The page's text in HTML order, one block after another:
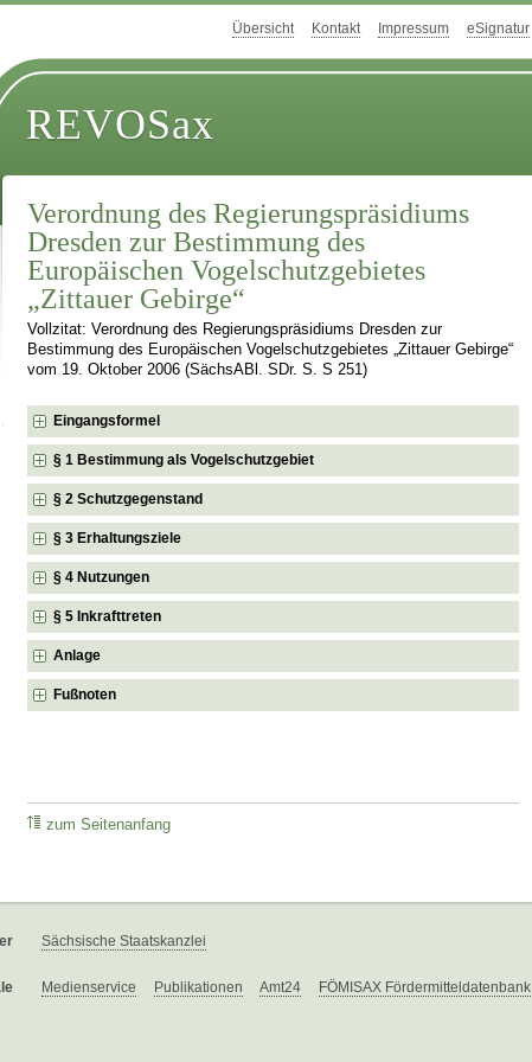
Übersicht Kontakt Impressum eSignatur
REVOSax
Verordnung des Regierungspräsidiums
Dresden zur Bestimmung des
Europäischen Vogelschutzgebietes
„Zittauer Gebirge“
Vollzitat: Verordnung des Regierungspräsidiums Dresden zur
Bestimmung des Europäischen Vogelschutzgebietes „Zittauer Gebirge“
vom 19. Oktober 2006 (SächsABl. SDr. S. S 251)
Eingangsformel
§ 1 Bestimmung als Vogelschutzgebiet
§ 2 Schutzgegenstand
§ 3 Erhaltungsziele
§ 4 Nutzungen
§ 5 Inkrafttreten
Anlage
Fußnoten
zum Seitenanfang
Sächsische Staatskanzlei
Medienservice Publikationen Amt24 FÖMISAX Fördermitteldatenbank